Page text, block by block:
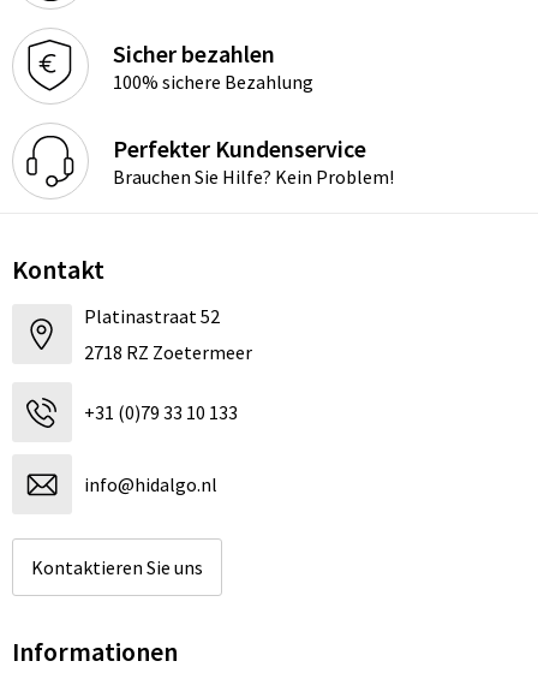
Sicher bezahlen
100% sichere Bezahlung
Perfekter Kundenservice
Brauchen Sie Hilfe? Kein Problem!
Kontakt
Platinastraat 52
2718 RZ Zoetermeer
+31 (0)79 33 10 133
info@hidalgo.nl
Kontaktieren Sie uns
Informationen